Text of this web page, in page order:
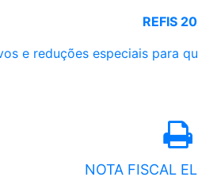
REFIS
e reduções especiais para
NOTA FISCAL